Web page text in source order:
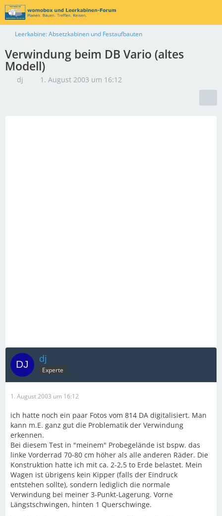
Leerkabine: Absetzkabinen und Festaufbauten
Verwindung beim DB Vario (altes
Modell)
dj 1. August 2003 um 16:12
dj
Experte
1. August 2003 um 16:12
ich hatte noch ein paar Fotos vom 814 DA digitalisiert. Man
kann m.E. ganz gut die Problematik der Verwindung
erkennen.
Bei diesem Test in "meinem" Probegelände ist bspw. das
linke Vorderrad 70-80 cm höher als alle anderen Räder. Die
Konstruktion hatte ich mit ca. 2-2,5 to Erde belastet. Mein
Wagen ist übrigens kein Kipper (falls der Eindruck
entstehen sollte), sondern lediglich die normale
Verwindung bei meiner 3-Punkt-Lagerung. Vorne
Längstschwingen, hinten 1 Querschwinge.